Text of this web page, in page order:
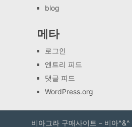
blog
메타
로그인
엔트리 피드
댓글 피드
WordPress.org
비아그라 구매사이트 – 비아^&^